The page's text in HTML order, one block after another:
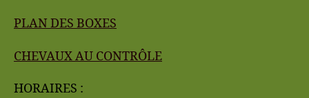
PLAN DES BOXES
CHEVAUX AU CONTRÔLE
HORAIRES :